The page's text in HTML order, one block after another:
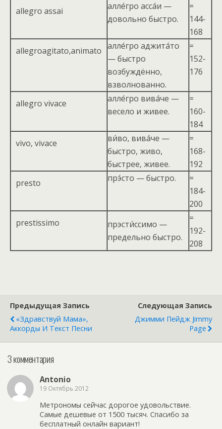
allegro assai
алле́гро асса́и —
довольно быстро.
=
144-
168
allegrоagitato,animato алле́гро аджита́то
— быстро
возбуждённо,
взволнованно.
=
152-
176
allegro vivace
алле́гро вива́че —
весело и живее.
=
160-
184
vivo, vivace
ви́во, вива́че —
быстро, живо,
быстрее, живее.
=
168-
192
presto
прэ́сто — быстро.
=
184-
200
prestissimo
прэсти́ссимо —
предельно быстро.
=
192-
208
Предыдущая Запись
«Здравствуй Мама»,
Аккорды И Текст Песни
Следующая Запись
Джимми Пейдж Jimmy
Page
3 комментария
Antonio
19 Октябрь 2012
Метрономы сейчас дорогое удовольствие.
Самые дешевые от 1500 тысяч. Спасибо за
бесплатный онлайн вариант!